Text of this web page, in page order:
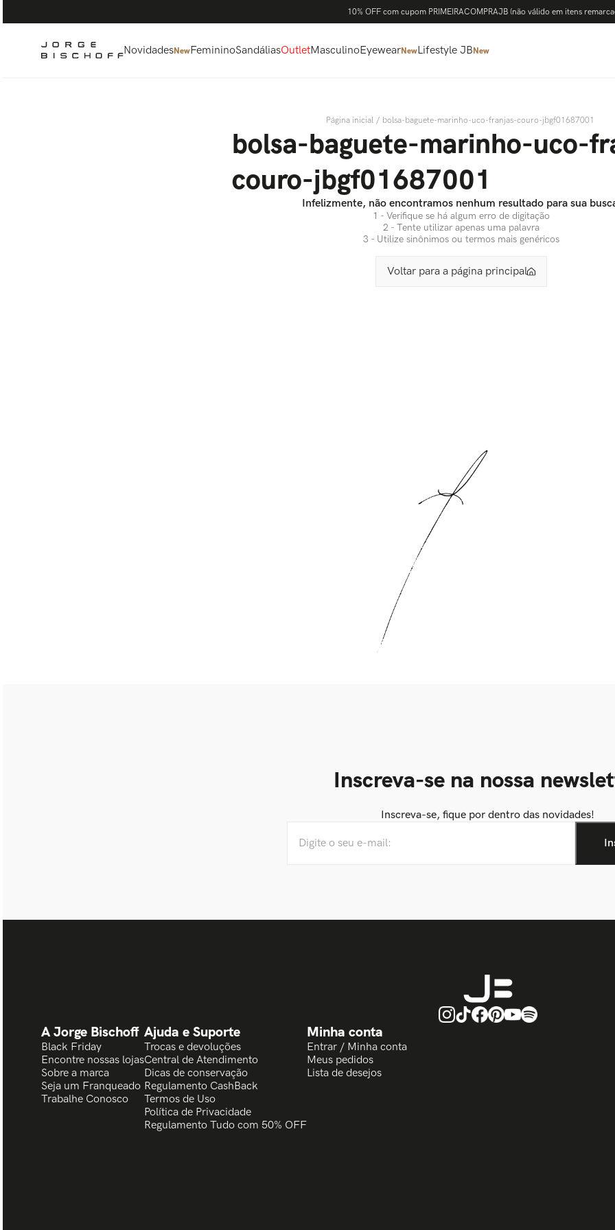
10% OFF com cupom PRIMEIRACOMPRAJB (não válido em itens
NovidadesNewFemininoSandáliasOutletMasculinoEyewearNewLifestyle JBNew
bolsa-baguete-marinho-uco-franjas-couro-jbgf01687001
bolsa-baguete-marinho-uco-
couro-jbgf01687001
Infelizmente, não encontramos nenhum resultado para sua
1 - Verifique se há algum erro de digitação
2 - Tente utilizar apenas uma palavra
3 - Utilize sinônimos ou termos mais genéricos
Voltar para a página principal
Inscreva-se na nossa
Inscreva-se, fique por dentro das novidades!
A Jorge Bischoff
Black Friday
Encontre nossas lojas
Sobre a marca
Seja um Franqueado
Trabalhe Conosco
Ajuda e Suporte
Trocas e devoluções
Central de Atendimento
Dicas de conservação
Regulamento CashBack
Termos de Uso
Política de Privacidade
Regulamento Tudo com 50% OFF
Minha conta
Entrar / Minha conta
Meus pedidos
Lista de desejos
1º bolsa
scarpin